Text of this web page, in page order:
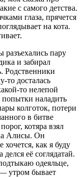
с самого детства.
глаза, прячется
на кота.
пару
и забирал
Родственники
то досталась
то нелепой
попытки наладить
колготок, потери
в битве
котяра взял
Алисы. Он
как я буду
делся её соглядатай.
одеяльце,
утром бывает